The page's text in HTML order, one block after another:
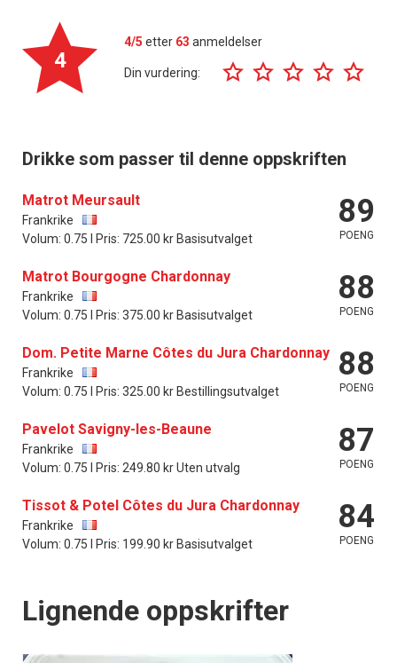
4
4/5 etter 63 anmeldelser
Din vurdering:
Drikke som passer til denne oppskriften
Matrot Meursault
Frankrike
Volum: 0.75 l Pris: 725.00 kr Basisutvalget
89
POENG
Matrot Bourgogne Chardonnay
Frankrike
Volum: 0.75 l Pris: 375.00 kr Basisutvalget
88
POENG
Dom. Petite Marne Côtes du Jura Chardonnay
Frankrike
Volum: 0.75 l Pris: 325.00 kr Bestillingsutvalget
88
POENG
Pavelot Savigny-les-Beaune
Frankrike
Volum: 0.75 l Pris: 249.80 kr Uten utvalg
87
POENG
Tissot & Potel Côtes du Jura Chardonnay
Frankrike
Volum: 0.75 l Pris: 199.90 kr Basisutvalget
84
POENG
Lignende oppskrifter